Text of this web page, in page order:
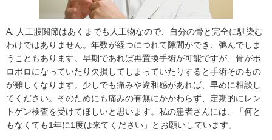
A. 人工股関節はあくまでも人工物なので、自分の骨と完全に馴染む
わけではありません。年数が経つにつれて隙間ができ、弛んでしま
うこともあります。早期であれば再置換手術が可能ですが、骨がボ
ロボロになっていたり欠損してしまっていたりすると手術そのもの
が難しくなります。少しでも痛みや違和感があれば、早めに相談し
てください。そのためにも痛みの有無にかかわらず、定期的にレン
トゲン検査を受けてほしいと思います。私の患者さんには、「何と
もなくても1年に1度は来てください」とお願いしています。